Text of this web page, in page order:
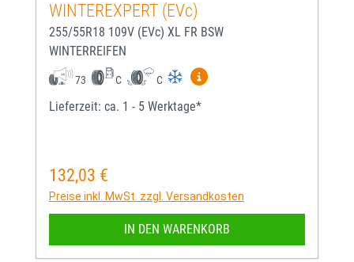
WINTEREXPERT (EVc)
255/55R18 109V (EVc) XL FR BSW
WINTERREIFEN
73 C C
Mehr Informationen zum
Lieferzeit: ca. 1 - 5 Werktage*
Regulärer Preis:
132,03 €
Preise inkl. MwSt. zzgl. Versandkosten
IN DEN WARENKORB